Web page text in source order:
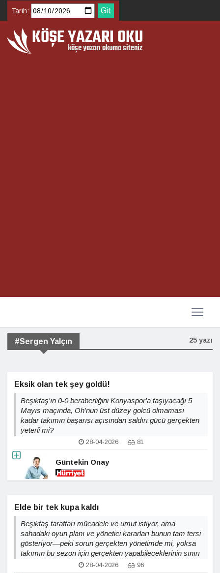
Tarih:
#Sergen Yalçın 25 yazı
Eksik olan tek şey goldü!
Beşiktaş'ın 0-0 beraberliğini Konyaspor'a taşıyacağı 5
Mayıs maçında, Oh'nun üst düzey golcü olmaması
kadar takımın başarısı açısından saldırı gücü gerçekten
yeterli mi?
28-04-2026 81
Güntekin Onay
Elde bir tek kupa kaldı
Beşiktaş taraftarı mücadele ve umut istiyor, ama
sahadaki oyun planı ve yönetici kararları bunun tam tersi
gösteriyor—peki sorun gerçekten yönetimde mi, yoksa
takımın bu sezon için gerçekten yapabileceklerinin sınırı
28-04-2026 96